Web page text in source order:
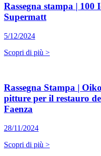
Rassegna stampa |
Supermatt
5/12/2024
Scopri di più >
Rassegna Stampa |
pitture per il restauro
Faenza
28/11/2024
Scopri di più >